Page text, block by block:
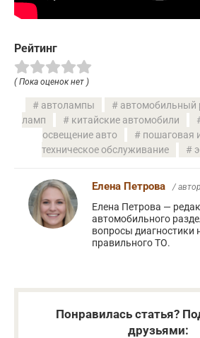
Рейтинг
( Пока оценок нет )
автолампы автомобильный
ламп
китайские автомобили
освещение авто
пошаговая
техническое обслуживание
Елена Петрова /
Елена Петрова —
автомобильного
вопросы диагностики
правильного ТО.
Понравилась статья?
друзьями: